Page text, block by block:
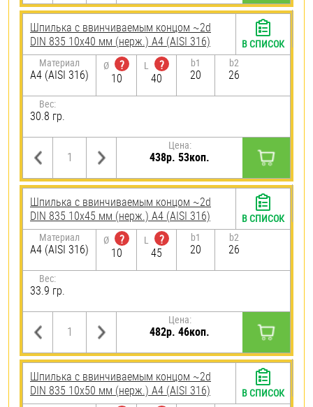
Шпилька c ввинчиваемым концом ~2d
DIN 835 10х40 мм (нерж.) A4 (AISI 316)
Материал
A4 (AISI 316)
Ø
?
10
L
?
40
b1
20
b2
26
Вес:
30.8 гр.
Цена:
438р. 53коп.
В СПИСОК
Шпилька c ввинчиваемым концом ~2d
DIN 835 10х45 мм (нерж.) A4 (AISI 316)
Материал
A4 (AISI 316)
Ø
?
10
L
?
45
b1
20
b2
26
Вес:
33.9 гр.
Цена:
482р. 46коп.
В СПИСОК
Шпилька c ввинчиваемым концом ~2d
DIN 835 10х50 мм (нерж.) A4 (AISI 316)
В СПИСОК